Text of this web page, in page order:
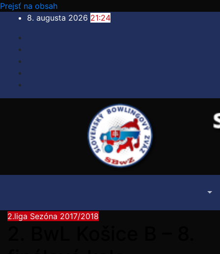
Prejsť na obsah
8. augusta 2026 21:24
2.liga Sezóna 2017/2018